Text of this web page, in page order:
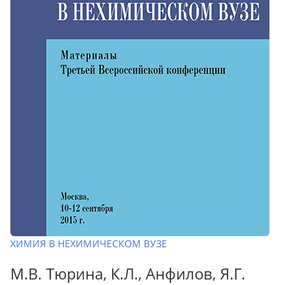
ХИМИЯ В НЕХИМИЧЕСКОМ ВУЗЕ
М.В. Тюрина, К.Л., Анфилов, Я.Г.